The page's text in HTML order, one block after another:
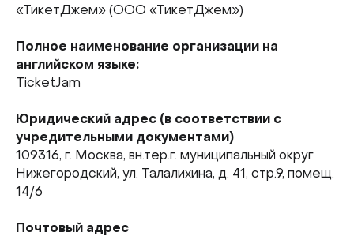
«ТикетДжем» (ООО «ТикетДжем»)
Полное наименование организации на
английском языке:
TicketJam
Юридический адрес (в соответствии с
учредительными документами)
109316, г. Москва, вн.тер.г. муниципальный округ
Нижегородский, ул. Талалихина, д. 41, стр.9, помещ.
14/6
Почтовый адрес